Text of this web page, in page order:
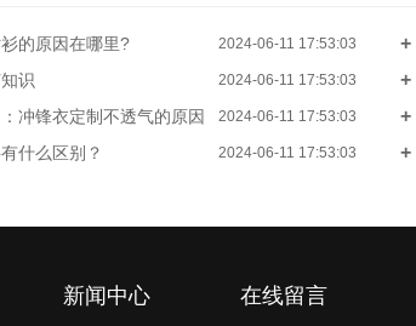
的原因在哪里? 2024-06-11 17:53:03
识 2024-06-11 17:53:03
冲锋衣定制不透气的原因 2024-06-11 17:53:03
什么区别？ 2024-06-11 17:53:03
新闻中心 在线留言